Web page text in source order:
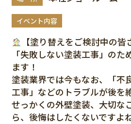
イベント内容
【塗り替えをご検討中の皆
「失敗しない塗装工事」のた
ます！
塗装業界では今もなお、「不
工事」などのトラブルが後を
せっかくの外壁塗装、大切な
ら、後悔はしたくないですよね